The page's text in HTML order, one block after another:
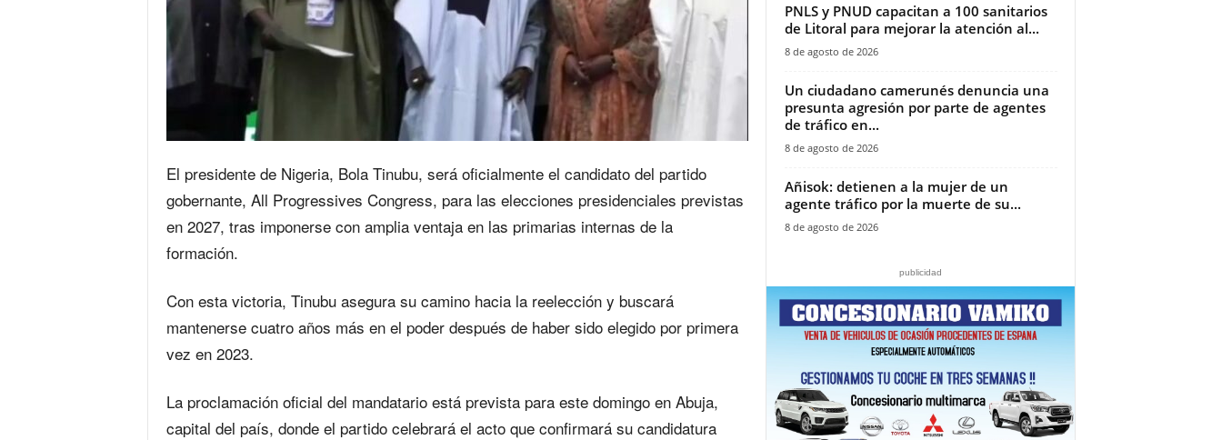
El presidente de Nigeria, Bola Tinubu, será oficialmente el candidato del partido
gobernante, All Progressives Congress, para las elecciones presidenciales previstas
en 2027, tras imponerse con amplia ventaja en las primarias internas de la
formación.
Con esta victoria, Tinubu asegura su camino hacia la reelección y buscará
mantenerse cuatro años más en el poder después de haber sido elegido por primera
vez en 2023.
La proclamación oficial del mandatario está prevista para este domingo en Abuja,
capital del país, donde el partido celebrará el acto que confirmará su candidatura
PNLS y PNUD capacitan a 100 sanitarios
de Litoral para mejorar la atención al...
8 de agosto de 2026
‎Un ciudadano camerunés denuncia una
presunta agresión por parte de agentes
de tráfico en...
8 de agosto de 2026
Añisok: detienen a la mujer de un
agente tráfico por la muerte de su...
8 de agosto de 2026
publicidad